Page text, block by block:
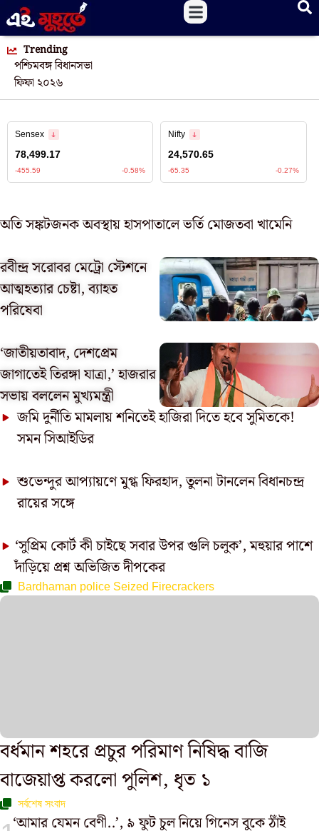
Trending
পশ্চিমবঙ্গ বিধানসভা
ফিফা ২০২৬
অতি সঙ্কটজনক অবস্থায় হাসপাতালে ভর্তি মোজতবা খামেনি
রবীন্দ্র সরোবর মেট্রো স্টেশনে
আত্মহত্যার চেষ্টা, ব্যাহত
পরিষেবা
‘জাতীয়তাবাদ, দেশপ্রেম
জাগাতেই তিরঙ্গা যাত্রা,’ হাজরার
সভায় বললেন মুখ্যমন্ত্রী
জমি দুর্নীতি মামলায় শনিতেই হাজিরা দিতে হবে সুমিতকে!
সমন সিআইডির
শুভেন্দুর আপ্যায়ণে মুগ্ধ ফিরহাদ, তুলনা টানলেন বিধানচন্দ্র
রায়ের সঙ্গে
‘সুপ্রিম কোর্ট কী চাইছে সবার উপর গুলি চলুক’, মহুয়ার পাশে
দাঁড়িয়ে প্রশ্ন অভিজিত দীপকের
Bardhaman police Seized Firecrackers
বর্ধমান শহরে প্রচুর পরিমাণ নিষিদ্ধ বাজি
বাজেয়াপ্ত করলো পুলিশ, ধৃত ১
সর্বশেষ সংবাদ
‘আমার যেমন বেণী..’, ৯ ফুট চুল নিয়ে গিনেস বুকে ঠাঁই